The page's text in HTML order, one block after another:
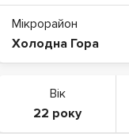
Мікрорайон
Холодна Гора
Вік
22 року